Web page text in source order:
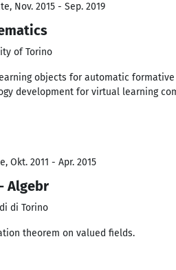
Nov. 2015 - Sep. 2019
of Torino
objects for automatic
development for virtual learning
Okt. 2011 - Apr. 2015
Algebr
di Torino
theorem on valued fields.